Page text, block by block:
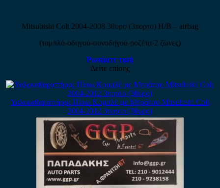
Mitsubishi Colt 2004-2008 3θυρο (3πορτο) H/B – airbag
(ταμπλό-οδηγού-συνοδηγού-ροζέτα-2 ζώνες)
Ρωτήστε τιμή
Δείτε επίσης
Υαλοκαθαριστήρας Πίσω Κομπλέ με Μπράτσο Mitsubishi Colt
2004-2012 3πορτο (3θυρο)